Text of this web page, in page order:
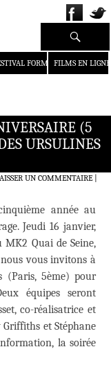
FORMAT COURT
FILMS EN LIGNE
Recherche
(5
URSULINES
UN COMMENTAIRE|
année au
Jeudi 16 janvier,
MK2 Quai de Seine,
vous invitons à
(Paris, 5ème) pour
équipes seront
co-réalisatrice et
et Stéphane
la soirée